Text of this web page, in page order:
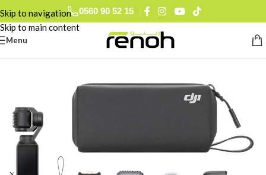
Skip to navigation
Skip to main content
0560 90 52 15
Menu